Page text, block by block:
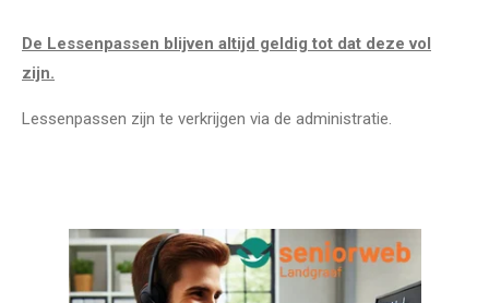
De Lessenpassen blijven altijd geldig tot dat deze vol
zijn.
Lessenpassen zijn te verkrijgen via de administratie.